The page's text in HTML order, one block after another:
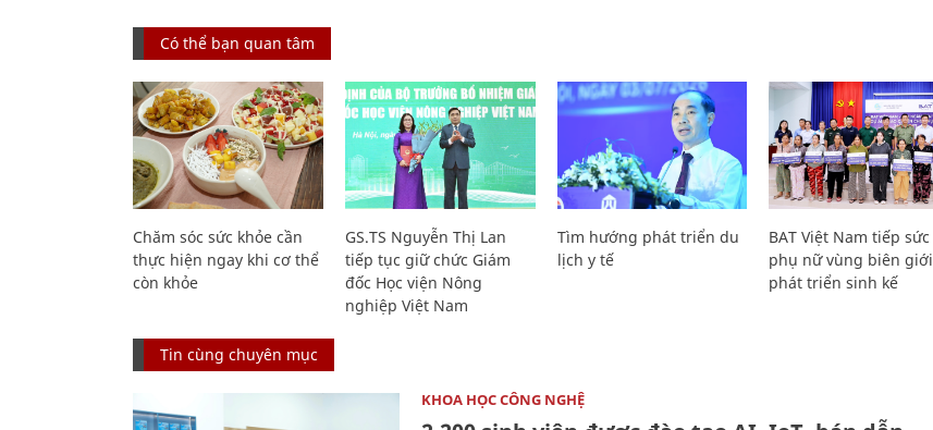
Có thể bạn quan tâm
Chăm sóc sức khỏe cần
thực hiện ngay khi cơ thể
còn khỏe
GS.TS Nguyễn Thị Lan
tiếp tục giữ chức Giám
đốc Học viện Nông
nghiệp Việt Nam
Tìm hướng phát triển du
lịch y tế
BAT Việt Nam tiếp sức
phụ nữ vùng biên giới
phát triển sinh kế
Tin cùng chuyên mục
KHOA HỌC CÔNG NGHỆ